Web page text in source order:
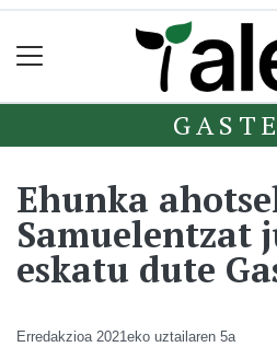
Ehunka
Samuelentzat
eskatu dute
Erredakzioa 2021eko uztailaren 5a